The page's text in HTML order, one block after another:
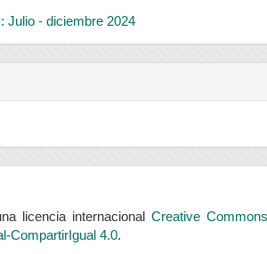
Julio - diciembre 2024
licencia internacional Creative Commons
CompartirIgual 4.0.